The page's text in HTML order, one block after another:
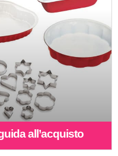
all’acquisto